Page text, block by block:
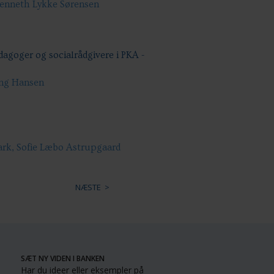
Lykke Sørensen
og socialrådgivere i PKA -
Hansen
Sofie Læbo Astrupgaard
NÆSTE
SÆT NY VIDEN I BANKEN
Har du ideer eller eksempler på